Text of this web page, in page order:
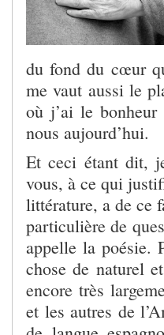
du fond du cœur
me vaut aussi le
où j’ai le
nous aujourd’hui.
Et ceci étant dit,
vous, à ce qui
littérature, a de ce
particulière de
appelle la poésie.
chose de naturel
encore très
et les autres de